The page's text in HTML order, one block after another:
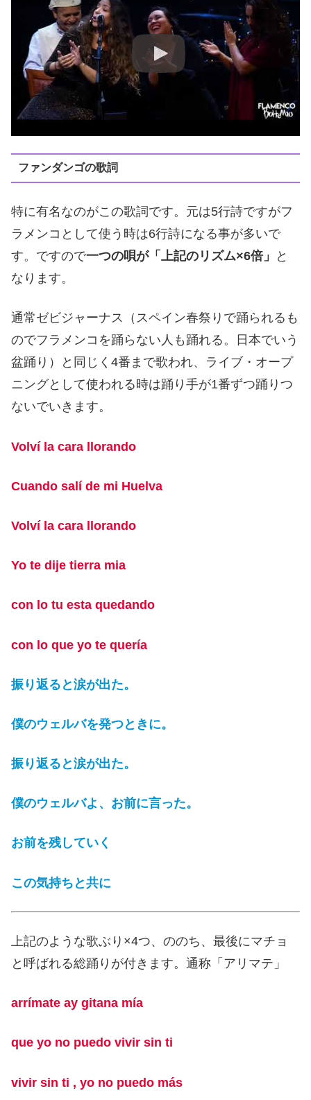
ファンダンゴの歌詞
特に有名なのがこの歌詞です。元は5行詩ですがフ
ラメンコとして使う時は6行詩になる事が多いで
す。ですので一つの唄が「上記のリズム×6倍」
と
なります。
通常ゼビジャーナス（スペイン春祭りで踊られるも
のでフラメンコを踊らない人も踊れる。日本でいう
盆踊り）と同じく4番まで歌われ、ライブ・オープ
ニングとして使われる時は踊り手が1番ずつ踊りつ
ないでいきます。
Volví la cara llorando
Cuando salí de mi Huelva
Volví la cara llorando
Yo te dije tierra mia
con lo tu esta quedando
con lo que yo te quería
振り返ると涙が出た。
僕のウェルバを発つときに。
振り返ると涙が出た。
僕のウェルバよ、お前に言った。
お前を残していく
この気持ちと共に
上記のような歌ぶり×4つ、ののち、最後にマチョ
と呼ばれる総踊りが付きます。通称「アリマテ」
arrímate ay gitana mía
que yo no puedo vivir sin ti
vivir sin ti , yo no puedo más